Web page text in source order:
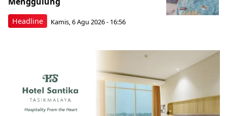
Headline Kamis, 6 Agu 2026 - 16:56